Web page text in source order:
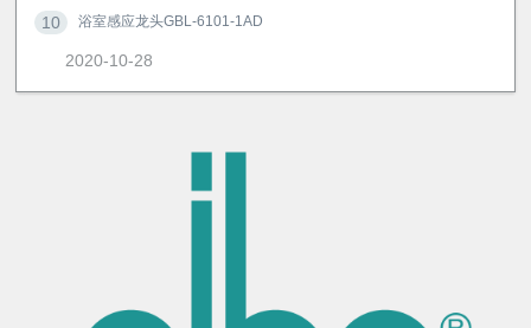
10
浴室感应龙头GBL-6101-1AD
2020-10-28